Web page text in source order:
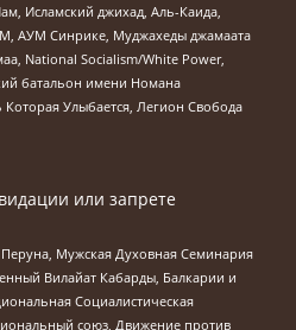
Исламский джихад, Аль-Каида,
АУМ Синрике, Муджахеды джамаата
National Socialism/White Power,
батальон имени Номана
Улыбается, Легион Свобода
или запрете
Мужская Духовная Семинария
Вилайат Кабарды, Балкарии и
Социалистическая
союз, Движение против